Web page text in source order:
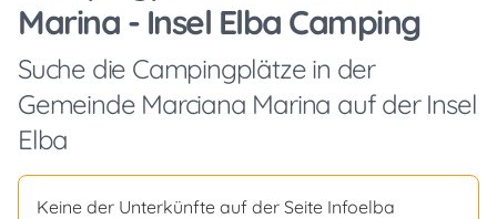
Marina - Insel Elba Camping
Suche die Campingplätze in der
Gemeinde Marciana Marina auf der Insel
Elba
Keine der Unterkünfte auf der Seite Infoelba